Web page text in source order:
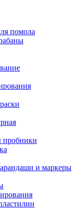
помола
и маркеры